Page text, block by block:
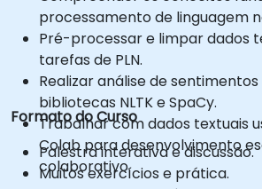
processamento de linguagem
Pré-processar e limpar dados
tarefas de PLN.
Realizar análise de sentimentos
bibliotecas NLTK e SpaCy.
Trabalhar com dados textuais
Colab para desenvolvimento
colaborativo.
Formato do Curso
Palestra interativa e discussão.
Muitos exercícios e prática.